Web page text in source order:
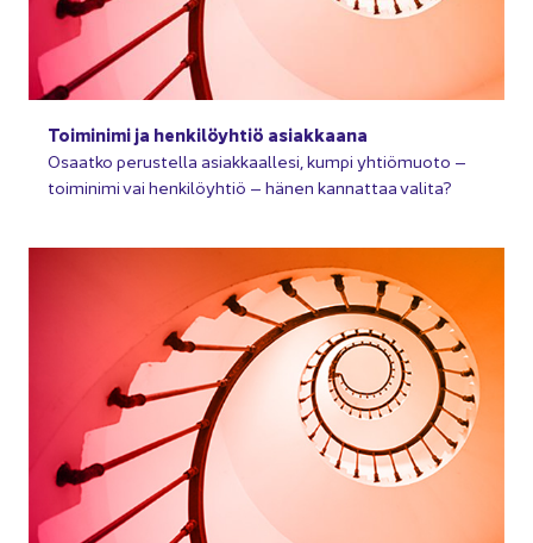
Toi­mi­ni­mi ja hen­ki­löyh­tiö asiak­kaa­na
Osaat­ko pe­rus­tel­la asiak­kaal­le­si, kumpi yh­tiö­muo­to –
toi­mi­ni­mi vai hen­ki­löyh­tiö – hänen kan­nat­taa va­li­ta?